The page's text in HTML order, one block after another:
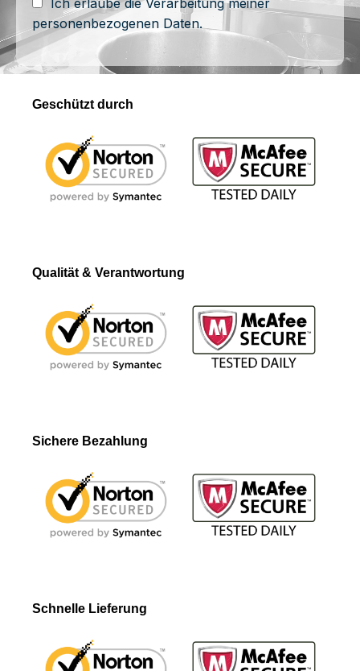
Ich erlaube die Verarbeitung meiner
personenbezogenen Daten.
Geschützt durch
Qualität & Verantwortung
Sichere Bezahlung
Schnelle Lieferung